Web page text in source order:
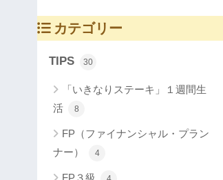
カテゴリー
TIPS 30
「いきなりステーキ」１週間生
活
8
FP（ファイナンシャル・プラン
ナー）
4